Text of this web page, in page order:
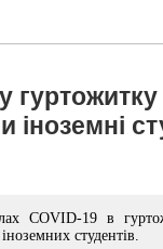
іноземні
COVID-19 в
студентів.